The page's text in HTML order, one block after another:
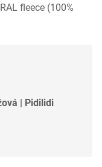
fleece (100%
| Pidilidi